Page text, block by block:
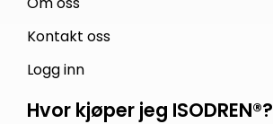
Kontakt oss
Logg inn
Hvor kjøper jeg ISODREN®?